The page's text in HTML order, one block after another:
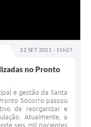
22 SET 2021 - 11h27
no Pronto
e gestão da Santa
Socorro passou
de reorganizar e
Atualmente, a
seis mil pacientes